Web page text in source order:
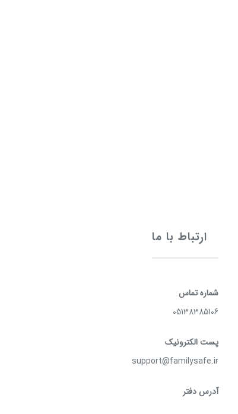
ارتباط با ما
شماره تماس
05138385106
پست الکترونیک
support@familysafe.ir
آدرس دفتر